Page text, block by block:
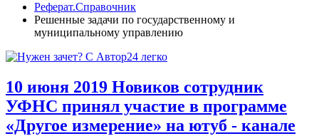
Реферат.Справочник
Решенные задачи по государственному и
муниципальному управлению
10 июня 2019 Новиков сотрудник
УФНС принял участие в программе
«Другое измерение» на ютуб - канале